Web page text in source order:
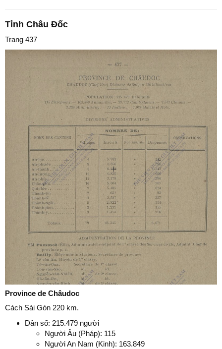
Tỉnh Châu Đốc
Trang 437
Province de Châudoc
Cách Sài Gòn 220 km.
Dân số: 215.479 người
Người Âu (Pháp): 115
Người An Nam (Kinh): 163.849